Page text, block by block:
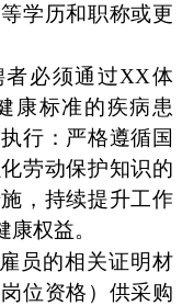
学历和职称或更
者必须通过XX体
康标准的疾病患
行：严格遵循国
劳动保护知识的
，持续提升工作
权益。
员的相关证明材
位资格）供采购